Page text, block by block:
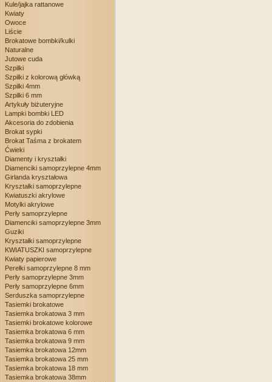
Kule/jajka rattanowe
Kwiaty
Owoce
Liście
Brokatowe bombki/kulki
Naturalne
Jutowe cuda
Szpilki
Szpilki z kolorową główką
Szpilki 4mm
Szpilki 6 mm
Artykuły biżuteryjne
Lampki bombki LED
Akcesoria do zdobienia
Brokat sypki
Brokat Taśma z brokatem
Ćwieki
Diamenty i kryształki
Diamenciki samoprzylepne 4mm
Girlanda kryształowa
Kryształki samoprzylepne
Kwiatuszki akrylowe
Motylki akrylowe
Perły samoprzylepne
Diamenciki samoprzylepne 3mm
Guziki
Kryształki samoprzylepne
KWIATUSZKI samoprzylepne
Kwiaty papierowe
Perełki samoprzylepne 8 mm
Perły samoprzylepne 3mm
Perły samoprzylepne 6mm
Serduszka samoprzylepne
Tasiemki brokatowe
Tasiemka brokatowa 3 mm
Tasiemki brokatowe kolorowe
Tasiemka brokatowa 6 mm
Tasiemka brokatowa 9 mm
Tasiemka brokatowa 12mm
Tasiemka brokatowa 25 mm
Tasiemka brokatowa 18 mm
Tasiemka brokatowa 38mm